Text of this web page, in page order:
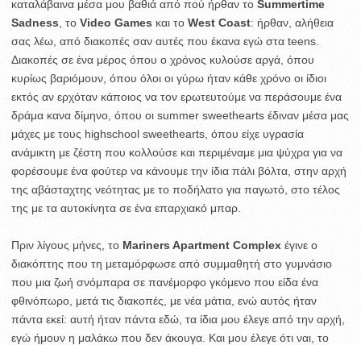
καταλάβαινα μέσα μου βαθιά από πού ήρθαν το Summertime
Sadness , το Video Games και το West Coast: ήρθαν, αλήθεια
σας λέω, από διακοπές σαν αυτές που έκανα εγώ στα teens.
Διακοπές σε ένα μέρος όπου ο χρόνος κυλούσε αργά, όπου
κυρίως βαριόμουν, όπου όλοι οι γύρω ήταν κάθε χρόνο οι ίδιοι
εκτός αν ερχόταν κάποιος να τον ερωτευτούμε να περάσουμε ένα
δράμα κανα δίμηνο, όπου οι summer sweethearts έδιναν μέσα μας
μάχες με τους highschool sweethearts, όπου είχε υγρασία
ανάμικτη με ζέστη που κολλούσε και περιμέναμε μια ψύχρα για να
φορέσουμε ένα φούτερ να κάνουμε την ίδια πάλι βόλτα, στην αρχή
της αβάσταχτης νεότητας με το ποδήλατο για παγωτό, στο τέλος
της με τα αυτοκίνητα σε ένα επαρχιακό μπαρ.
Πριν λίγους μήνες, το Mariners Apartment Complex έγινε ο
διακόπτης που τη μεταμόρφωσε από συμμαθητή στο γυμνάσιο
που μια ζωή σνόμπαρα σε πανέμορφο γκόμενο που είδα ένα
φθινόπωρο, μετά τις διακοπές, με νέα μάτια, ενώ αυτός ήταν
πάντα εκεί: αυτή ήταν πάντα εδώ, τα ίδια μου έλεγε από την αρχή,
εγώ ήμουν η μαλάκω που δεν άκουγα. Και μου έλεγε ότι ναι, το